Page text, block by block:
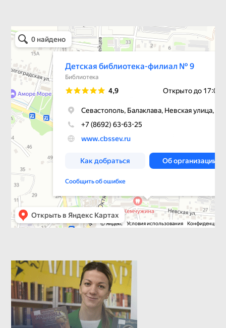
Детская библиотека-филиал № 9
Библиотека в Севастополе